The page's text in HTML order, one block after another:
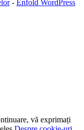
- Enfold WordPress
vă exprimați